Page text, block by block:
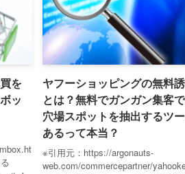
を
ッ
ヤフーショッピングの無料
とは？無料でガンガン集客
穴場スポットを抽出するツ
あるって本当？
※引用元：https://argonauts-
web.com/commercepartner/